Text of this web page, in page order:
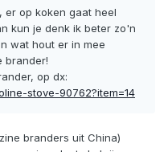
er op koken gaat heel
kun je denk ik beter zo'n
wat hout er in mee
brander!
op dx:
stove-90762?item=14
branders uit China)